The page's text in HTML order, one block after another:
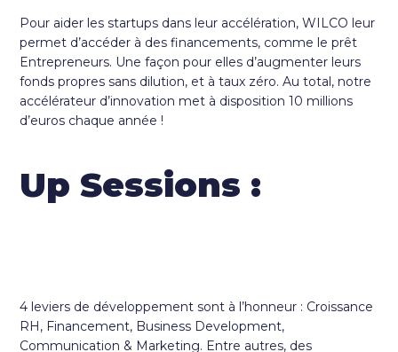
Pour aider les startups dans leur accélération, WILCO leur
permet d’accéder à des financements, comme le prêt
Entrepreneurs. Une façon pour elles d’augmenter leurs
fonds propres sans dilution, et à taux zéro. Au total, notre
accélérateur d’innovation met à disposition 10 millions
d’euros chaque année !
Up Sessions :
4 leviers de développement sont à l’honneur : Croissance
RH, Financement, Business Development,
Communication & Marketing. Entre autres, des